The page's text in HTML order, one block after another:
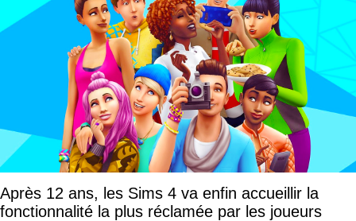
Après 12 ans, les Sims 4 va enfin accueillir la
fonctionnalité la plus réclamée par les joueurs